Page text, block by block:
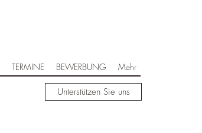
TERMINE BEWERBUNG Mehr
Unterstützen Sie uns